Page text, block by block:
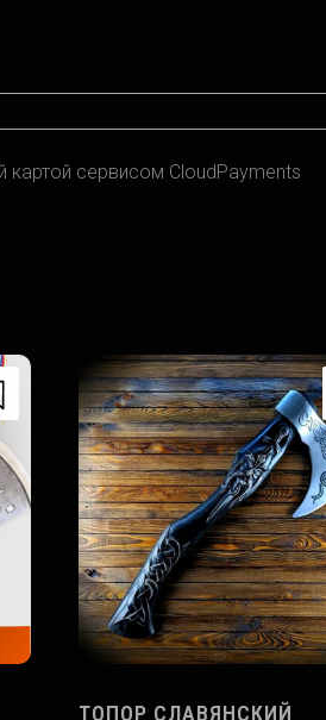
картой сервисом CloudPayments
ТОПОР СЛАВЯНСКИЙ